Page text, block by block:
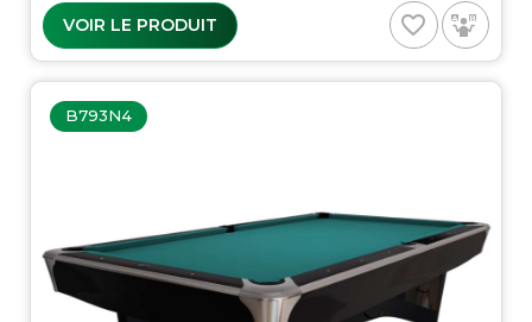
VOIR LE PRODUIT favorite_border
B793N4